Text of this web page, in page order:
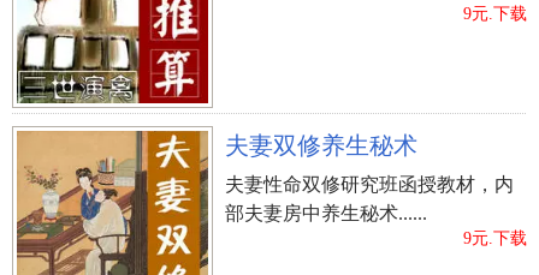
9元.下载
夫妻双修养生秘术
夫妻性命双修研究班函授教材，内
部夫妻房中养生秘术......
9元.下载